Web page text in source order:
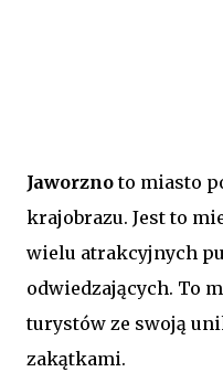
Jaworznoto miasto
krajobrazu. Jest to
wielu atrakcyjnych
odwiedzających. To
turystów ze swoją
zakątkami.